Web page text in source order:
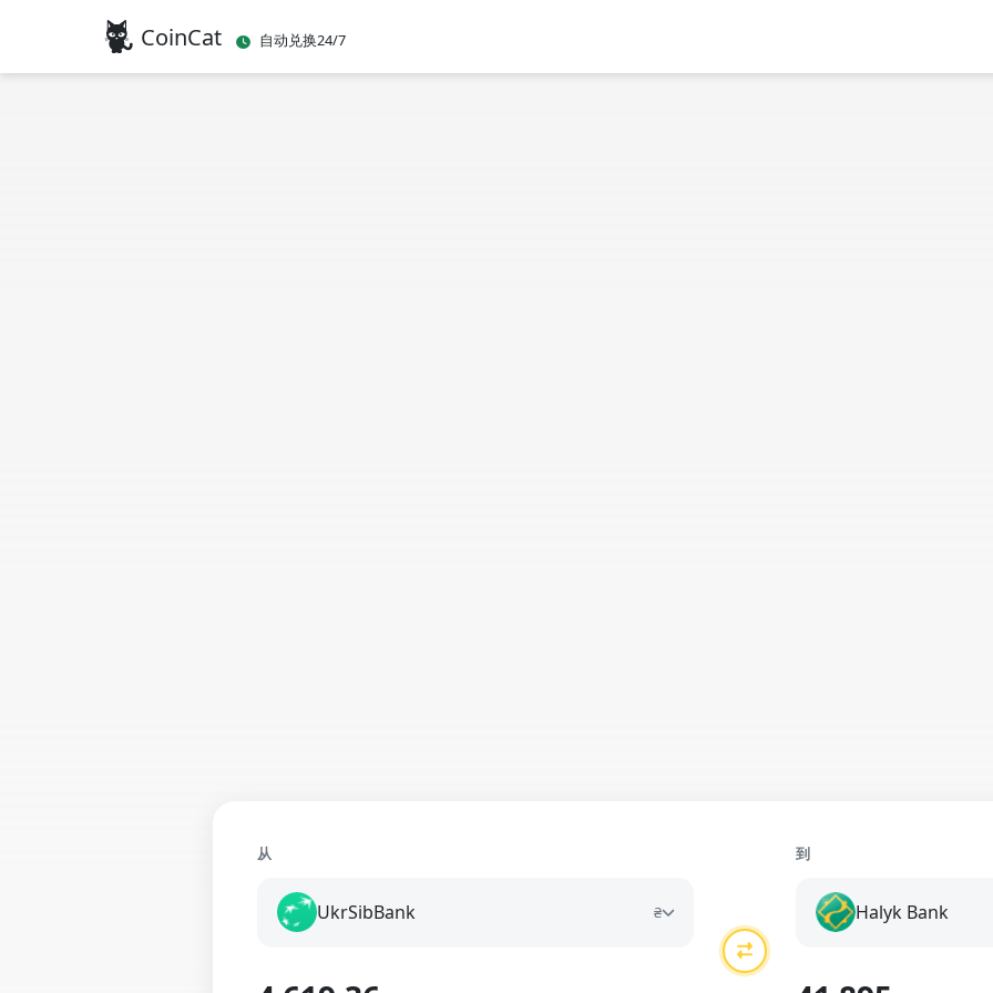
CoinCat 自动兑换24/7
从
UkrSibBank ₴
到
Halyk Bank